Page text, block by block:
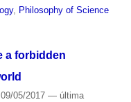
, Philosophy of Science
a forbidden
05/2017 — última